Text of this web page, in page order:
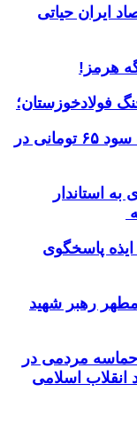
ایران حیاتی
هرمز!
فولادخوزستان؛
اخبار گروه سرمایه گذاری تصویب سود ۶۵ تومانی در
به استاندار
پاسخگوی
رهبر شهید
مردمی در
انقلاب اسلامی